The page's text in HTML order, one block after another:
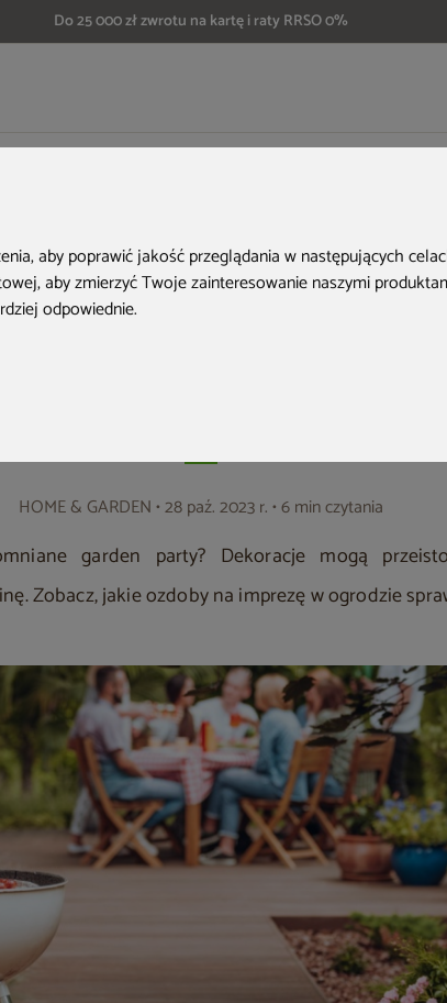
aby poprawić jakość przeglądania w następujących
,aby zmierzyć Twoje zainteresowanie naszymi
odpowiednie.
Do 25 000 zł zwrotu na kartę i raty RRSO 0%
garden
i akcesoria
HOME & GARDEN• 28 paź. 2023 r. • 6 min czytania
garden party? Dekoracje mogą
Zobacz, jakie ozdoby na imprezę w ogrodzie